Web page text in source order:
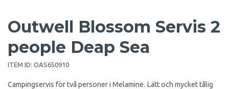
Outwell Blossom Servis 2
people Deap Sea
ITEM ID: OAS650910
Campingservis för två personer i Melamine. Lätt och mycket tålig